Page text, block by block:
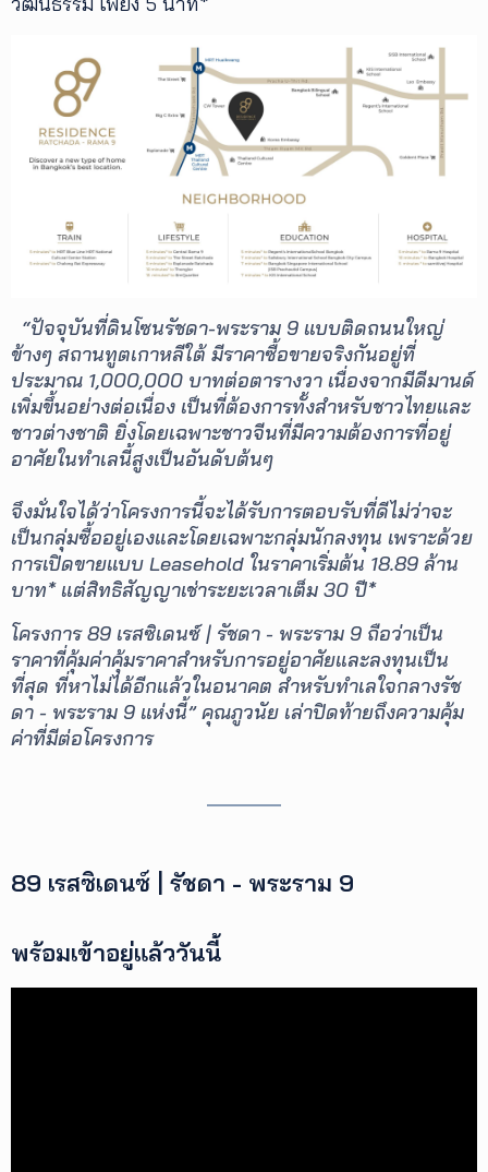
“ปัจจุบันที่ดินโซนรัชดา-พระราม 9 แบบติดถนนใหญ่
ข้างๆ สถานทูตเกาหลีใต้ มีราคาซื้อขายจริงกันอยู่ที่
ประมาณ 1,000,000 บาทต่อตารางวา เนื่องจากมีดีมานด์
เพิ่มขึ้นอย่างต่อเนื่อง เป็นที่ต้องการทั้งสำหรับชาวไทยและ
ชาวต่างชาติ ยิ่งโดยเฉพาะชาวจีนที่มีความต้องการที่อยู่
อาศัยในทำเลนี้สูงเป็นอันดับต้นๆ
จึงมั่นใจได้ว่าโครงการนี้จะได้รับการตอบรับที่ดีไม่ว่าจะ
เป็นกลุ่มซื้ออยู่เองและโดยเฉพาะกลุ่มนักลงทุน เพราะด้วย
การเปิดขายแบบ Leasehold ในราคาเริ่มต้น 18.89 ล้าน
บาท* แต่สิทธิสัญญาเช่าระยะเวลาเต็ม 30 ปี*
โครงการ 89 เรสซิเดนซ์ | รัชดา - พระราม 9 ถือว่าเป็น
ราคาที่คุ้มค่าคุ้มราคาสำหรับการอยู่อาศัยและลงทุนเป็น
ที่สุด ที่หาไม่ได้อีกแล้วในอนาคต สำหรับทำเลใจกลางรัช
ดา - พระราม 9 แห่งนี้” คุณภูวนัย เล่าปิดท้ายถึงความคุ้ม
ค่าที่มีต่อโครงการ
89 เรสซิเดนซ์ | รัชดา - พระราม 9
พร้อมเข้าอยู่แล้ววันนี้